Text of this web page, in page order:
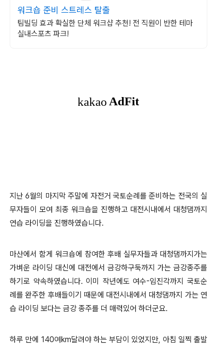
워크숍 준비 스트레스 탈출
팀빌딩 효과 확실한 단체 워크샵 추천! 전 직원이 반한 테마
실내스포츠 파크!
지난 6월의 마지막 주말에 자전거 국토순례를 준비하는 전국의 실
무자들이 모여 최종 워크숍을 진행하고 대전시내에서 대청댐까지
연습 라이딩을 진행하였습니다.
마산에서 함게 워크숍에 참여한 후배 실무자들과 대청댐까지가는
가벼운 라이딩 대신에 대전에서 금강하구둑까지 가는 금강종주를
하기로 약속하였습니다. 이미 작년에도 여수-임진각까지 국토순
례를 완주한 후배들이기 때문에 대전시내에서 대청댐까지 가는 연
습 라이딩 보다는 금강 종주를 더 매력있어 하더군요.
하루 만에 140여km달려야 하는 부담이 있었지만, 아침 일찍 출발